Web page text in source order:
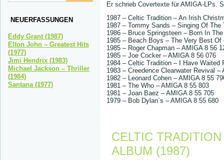
NEUERFASSUNGEN
Eddy Grant (1987)
Elton John – Greatest Hits
(1977)
Jimi Hendrix (1983)
Michael Jackson – Thriller
(1984)
Santana (1977)
Er schrieb Covertexte für AMIGA-LPs.
1987 – Celtic Tradition – An Irish
1987 – Tommy Sands – Singing Of
1986 – Bruce Springsteen – Born In
1985 – Beach Boys – The Very Best Of
1985 – Roger Chapman – AMIGA 8 56
1985 – Joe Cocker – AMIGA 8 56 076
1984 – Celtic Tradition – I Have Waited
1983 – Creedence Clearwater Revival –
1982 – Leonard Cohen – AMIGA 8 55
1981 – The Who – AMIGA 8 55 803
1981 – Joan Baez – AMIGA 8 55 705
1979 – Bob Dylan`s – AMIGA 8 55 680
CELTIC
ALBUM (1987)